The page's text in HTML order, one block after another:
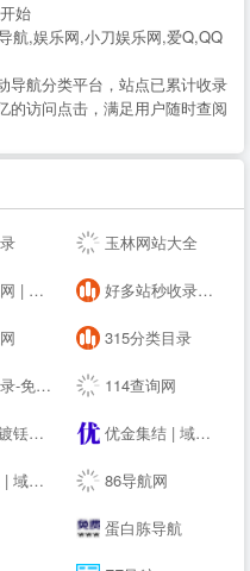
始
航,娱乐网,小刀娱乐网,爱Q,QQ
导航分类平台，站点已累计收录
的访问点击，满足用户随时查阅
玉林网站大全
目录导航 好多站秒收录自助链
315分类目录
收录网-秒收录 114查询网
制作,小黄经验分享,www.dudiu.com 优金集结 | 域名收藏,域名海报,商标知识,商标注册,双拼域名,四声母域名,学习日记,商标制作,小黄经验分享,www.ujjj.cn
制作,小黄经验分享,www.orrr.cn 86导航网
蛋白胨导航